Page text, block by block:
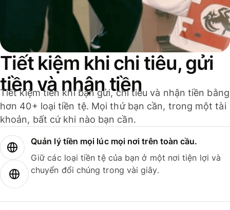
Tiết kiệm khi chi tiêu, gửi
tiền và nhận tiền
Tiết kiệm tiền khi bạn gửi, chi tiêu và nhận tiền bằng
hơn 40+ loại tiền tệ. Mọi thứ bạn cần, trong một tài
khoản, bất cứ khi nào bạn cần.
Quản lý tiền mọi lúc mọi nơi trên toàn cầu.
Giữ các loại tiền tệ của bạn ở một nơi tiện lợi và
chuyển đổi chúng trong vài giây.